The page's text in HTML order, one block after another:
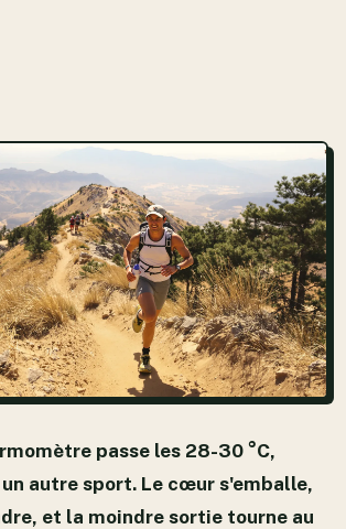
passe les 28-30 °C,
autre sport. Le cœur s'emballe,
et la moindre sortie tourne au